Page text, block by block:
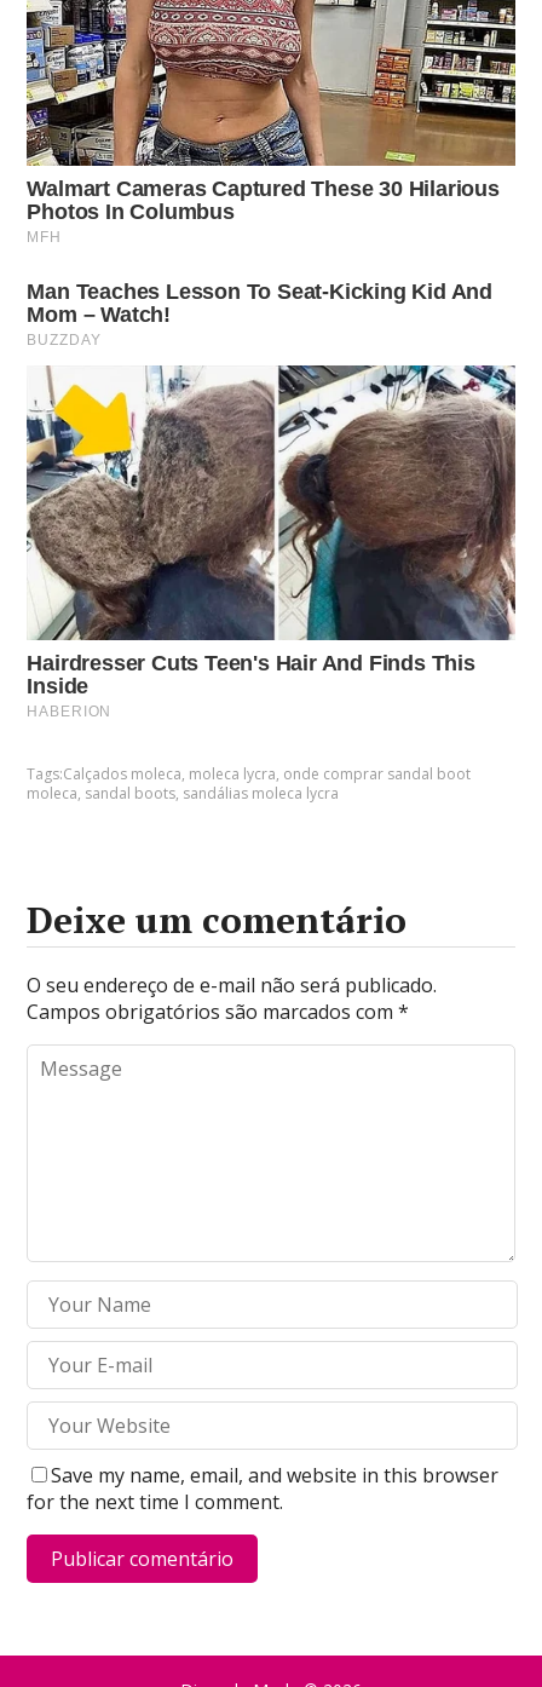
Tags:Calçados moleca, moleca lycra, onde comprar sandal boot
moleca, sandal boots, sandálias moleca lycra
Deixe um comentário
O seu endereço de e-mail não será publicado.
Campos obrigatórios são marcados com*
Save my name, email, and website in this browser
for the next time I comment.